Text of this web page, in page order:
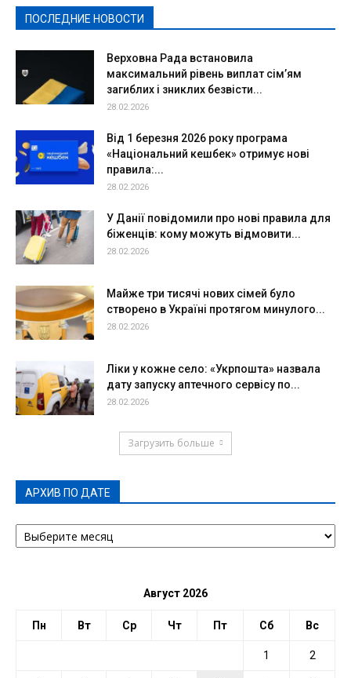
ПОСЛЕДНИЕ НОВОСТИ
Верховна Рада встановила
максимальний рівень виплат сім’ям
загиблих і зниклих безвісти...
28.02.2026
Від 1 березня 2026 року програма
«Національний кешбек» отримує нові
правила:...
28.02.2026
У Данії повідомили про нові правила для
біженців: кому можуть відмовити...
28.02.2026
Майже три тисячі нових сімей було
створено в Україні протягом минулого...
28.02.2026
Ліки у кожне село: «Укрпошта» назвала
дату запуску аптечного сервісу по...
28.02.2026
Загрузить больше
АРХИВ ПО ДАТЕ
АРХИВ
ПО
Август 2026
Пн Вт Ср Чт Пт Сб Вс
1 2